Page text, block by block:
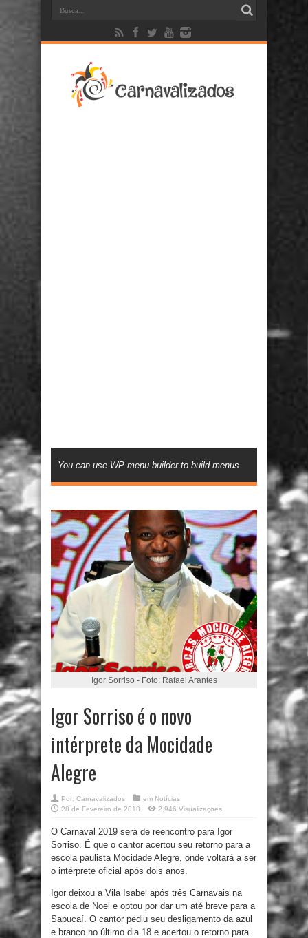
You can use WP menu builder to build menus
Igor Sorriso - Foto: Rafael Arantes
Igor Sorriso é o novo
intérprete da Mocidade
Alegre
Por: Carnavalizados em Notícias
28 de Fevereiro de 2018
2,946 Visualizaçoes
O Carnaval 2019 será de reencontro para Igor
Sorriso. É que o cantor acertou seu retorno para a
escola paulista Mocidade Alegre, onde voltará a ser
o intérprete oficial após dois anos.
Igor deixou a Vila Isabel após três Carnavais na
escola de Noel e optou por dar um até breve para a
Sapucaí. O cantor pediu seu desligamento da azul
e branco no último dia 18 e acertou o retorno para